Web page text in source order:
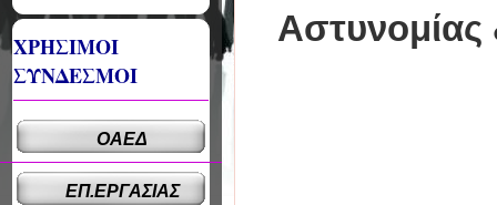
ΧΡΗΣΙΜΟΙ
ΣΥΝΔΕΣΜΟΙ
ΟΑΕΔ
ΕΠ.ΕΡΓΑΣΙΑΣ